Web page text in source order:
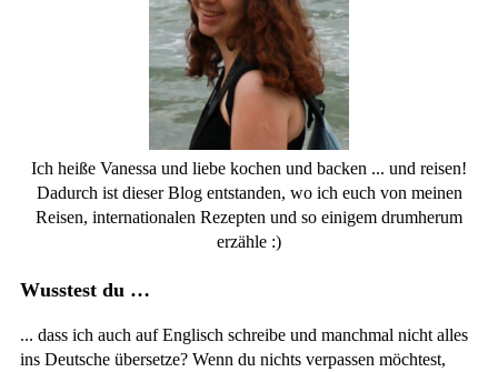
Ich heiße Vanessa und liebe kochen und backen ... und reisen!
Dadurch ist dieser Blog entstanden, wo ich euch von meinen
Reisen, internationalen Rezepten und so einigem drumherum
erzähle :)
Wusstest du …
... dass ich auch auf Englisch schreibe und manchmal nicht alles
ins Deutsche übersetze? Wenn du nichts verpassen möchtest,